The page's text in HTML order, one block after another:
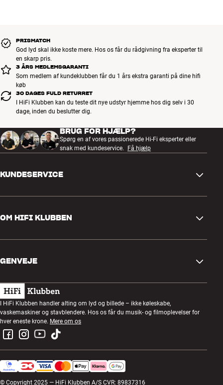
PRISMATCH
God lyd skal ikke koste mere. Hos os får du rådgivning fra eksperter til
en skarp pris.
3 ÅRS MEDLEMSGARANTI
Som medlem af kundeklubben får du 1 års ekstra garanti på dine hifi
køb
30 DAGES FULD RETURRET
I HiFi Klubben kan du teste dit nye udstyr hjemme hos dig selv i 30
dage, inden du beslutter dig.
BRUG FOR HJÆLP?
Spørg en af vores passionerede Hi-Fi eksperter eller
snak med kundeservice.
Få hjælp
KUNDESERVICE
Retur og reklamation
Fortryd ordre
Handelsbetingelser
Privatlivspolitik
OM HIFI KLUBBEN
Kundeklub
Lytteaften
Konkurrencer
Job i HiFi Klubben
GENVEJE
Gavekort
Byg med lyd
Montering og installation
Retur af el-affald
I HiFi Klubben handler alting om lyd og billede – ikke køleskabe,
vaskemaskiner og stavblendere. Hos os får du musik- og filmoplevelser for
hver eneste krone. Mere om os
© Copyright 2025 — HiFi Klubben A/S CVR: 89837316